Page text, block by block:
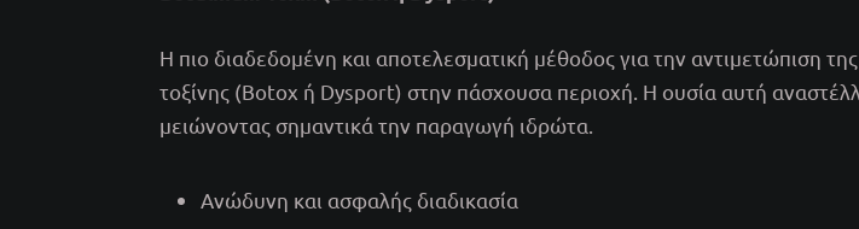
Η πιο διαδεδομένη και αποτελεσματική μέθοδος για την αντιμετώπιση
τοξίνης (Botox ή Dysport) στην πάσχουσα περιοχή. Η ουσία αυτή
μειώνοντας σημαντικά την παραγωγή ιδρώτα.
Ανώδυνη και ασφαλής διαδικασία